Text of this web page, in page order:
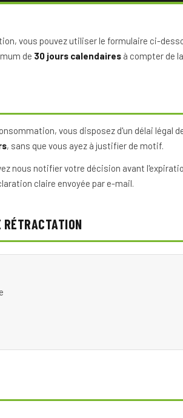
vous pouvez utiliser le formulaire ci-
de 30 jours calendaires à compter de
vous disposez d'un délai légal
, sans que vous ayez à justifier de motif.
nous notifier votre décision avant
claire envoyée par e-mail.
RÉTRACTATION